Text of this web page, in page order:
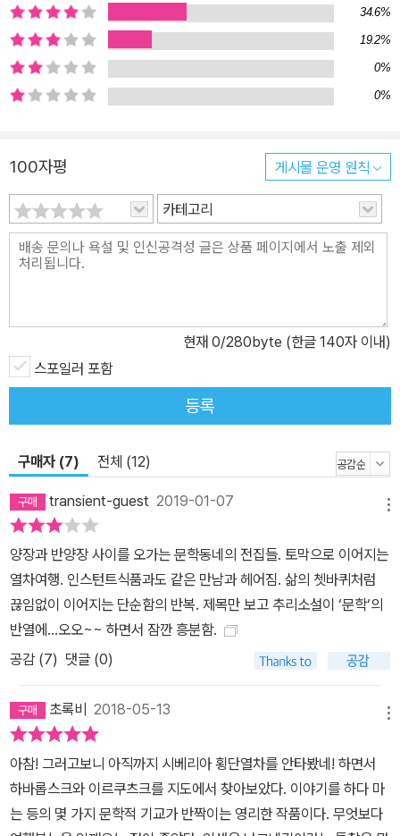
한 이야기는 항상 빗나간다. 다른 사람들이 자신에 대해 잘못된 이야
기를 만들어 오해받기도 하고, 전혀 다른 사람의 정체성을 뒤집어쓰
기도 한다. 이 같은 어긋남과 불확실함은 ‘당신’이라는 대명사에서 분
명히 드러난다. ‘당신’이 등장하면서 독자는 ‘당신’과 ‘당신’을 관찰하
이 작품을 관통하는 주제와 연결되어 있다. 『용의자의 야간열차』는
다와다 요코가 기존의 시간과 공간, 그리고 정체성을 넘어서려 시도
한 작품이다. 고정관념의 틀을 넘어서는 순간 우리는 새로운 인식이
가져다주는 자유를 맛볼 수 있지만, 다른 한편으로는 낯선 사유가 불
러오는 불안감에 휩싸일 수밖에 없다. 이는 안전지대를 벗어나 익숙
화, 어떤 장소에 있는지 확신하지 못하는 순간에 탄생합니다. 그래서
나는 내가 특별하다고는 생각하지 않아요. 특별한 상황, 매우 문학적
이고 시적인 상황에 처해 있을 뿐이죠. _다와다 요코 나라와 언어에
의 작품은 타향에서 느낀 문화적 괴리감, 차별과 소외감, 그 과정에서
겪은 폭력 등 아픈 경험에서 시작했다. 그러나 다와다 요코는 다른 방
향을 향한다. 그는 태어난 일본을 스스로 떠나 독일에 자리잡았다. 모
국어가 통하지 않는 곳에서 살기를 선택하는 사람들이 늘고 국적이
더는 큰 의미를 갖지 않게 되면서, 이주자들의 경험과 고민은 개인의
차원으로 넓어지고 있다. 문화와 문화, 언어와 언어가 충돌하고 몸에
익어 있던 사유가 깨져나가면서, 수많은 이주자들은 혼란 속에서 새
치를 차지하게 된 것은 바로 이런 이유에서다. 지금은 모어가 통하지
어를 혀에 올릴 때의 감촉은 이제는 ‘시대를 대표하는 감촉’이라고 말
할 수 있지 않을까요. 외국어를 말할 때면 구멍이 뚫리거나 꺾이거나
쪼개지거나 부서지거나 휘거나 하는 부분이 생깁니다만, 그런 부분에
서야말로 우리가 정말로 알 가치가 있는 속사정이 보인다고 생각합니
다. _다와다 요코 이 같은 다와다의 작품 세계는 이미 전 세계에서 주
34.6%
19.2%
0%
0%
100자평 게시물 운영 원칙
카테고리
현재 0/280byte (한글 140자 이내)
스포일러 포함
등록
구매자 (7) 전체 (12)
transient-guest 2019-01-07
양장과 반양장 사이를 오가는 문학동네의 전집들. 토막으로 이어지는
열차여행. 인스턴트식품과도 같은 만남과 헤어짐. 삶의 쳇바퀴처럼
끊임없이 이어지는 단순함의 반복. 제목만 보고 추리소설이 ‘문학‘의
반열에...오오~~ 하면서 잠깐 흥분함.
공감 (7) 댓글 (0)
초록비 2018-05-13
아참! 그러고보니 아직까지 시베리아 횡단열차를 안타봤네! 하면서
하바롭스크와 이르쿠츠크를 지도에서 찾아보았다. 이야기를 하다 마
는 등의 몇 가지 문학적 기교가 반짝이는 영리한 작품이다. 무엇보다